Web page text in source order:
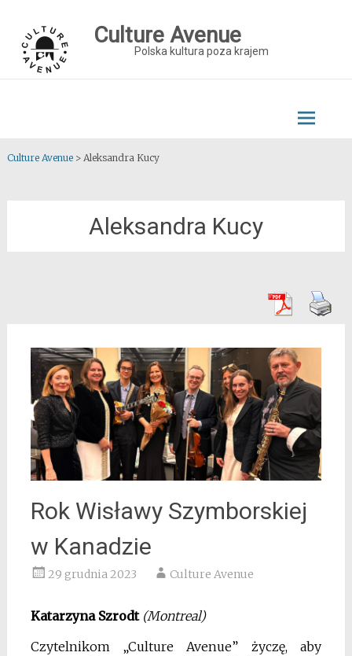
content
Culture Avenue
Polska kultura poza krajem
Culture Avenue> Aleksandra Kucy
Aleksandra Kucy
Rok Wisławy Szymborskiej
w Kanadzie
29 grudnia 2023 Culture Avenue
Katarzyna Szrodt (Montreal)
Czytelnikom „Culture Avenue” życzę, aby